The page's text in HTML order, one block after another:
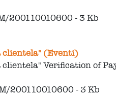
200110010600 - 3 Kb
clientela" (Eventi)
Verification of
200110010600 - 3 Kb